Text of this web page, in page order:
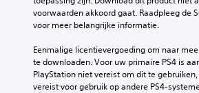
voorwaarden akkoord gaat. Raadpleeg de
voor meer belangrijke informatie.
Eenmalige licentievergoeding om naar
te downloaden. Voor uw primaire PS4 is
PlayStation niet vereist om dit te
vereist voor gebruik op andere PS4-